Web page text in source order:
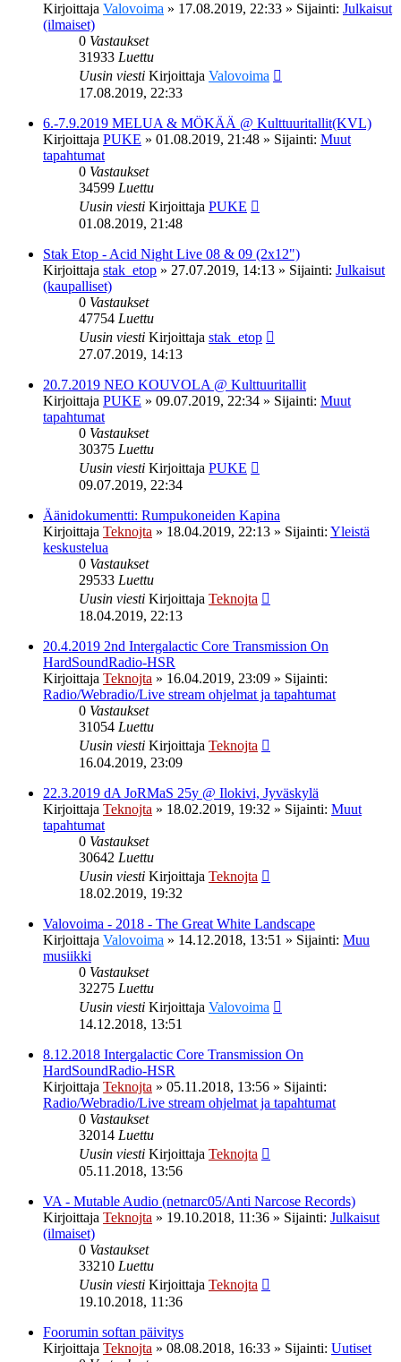
Kirjoittaja Valovoima » 17.08.2019, 22:33 » Sijainti: Julkaisut
(ilmaiset)
0 Vastaukset
31933 Luettu
Uusin viesti Kirjoittaja Valovoima
17.08.2019, 22:33
6.-7.9.2019 MELUA & MÖKÄÄ @ Kulttuuritallit(KVL)
Kirjoittaja PUKE » 01.08.2019, 21:48 » Sijainti: Muut
tapahtumat
0 Vastaukset
34599 Luettu
Uusin viesti Kirjoittaja PUKE
01.08.2019, 21:48
Stak Etop - Acid Night Live 08 & 09 (2x12")
Kirjoittaja stak_etop » 27.07.2019, 14:13 » Sijainti: Julkaisut
(kaupalliset)
0 Vastaukset
47754 Luettu
Uusin viesti Kirjoittaja stak_etop
27.07.2019, 14:13
20.7.2019 NEO KOUVOLA @ Kulttuuritallit
Kirjoittaja PUKE » 09.07.2019, 22:34 » Sijainti: Muut
tapahtumat
0 Vastaukset
30375 Luettu
Uusin viesti Kirjoittaja PUKE
09.07.2019, 22:34
Äänidokumentti: Rumpukoneiden Kapina
Kirjoittaja Teknojta » 18.04.2019, 22:13 » Sijainti: Yleistä
keskustelua
0 Vastaukset
29533 Luettu
Uusin viesti Kirjoittaja Teknojta
18.04.2019, 22:13
20.4.2019 2nd Intergalactic Core Transmission On
HardSoundRadio-HSR
Kirjoittaja Teknojta » 16.04.2019, 23:09 » Sijainti:
Radio/Webradio/Live stream ohjelmat ja tapahtumat
0 Vastaukset
31054 Luettu
Uusin viesti Kirjoittaja Teknojta
16.04.2019, 23:09
22.3.2019 dA JoRMaS 25y @ Ilokivi, Jyväskylä
Kirjoittaja Teknojta » 18.02.2019, 19:32 » Sijainti: Muut
tapahtumat
0 Vastaukset
30642 Luettu
Uusin viesti Kirjoittaja Teknojta
18.02.2019, 19:32
Valovoima - 2018 - The Great White Landscape
Kirjoittaja Valovoima » 14.12.2018, 13:51 » Sijainti: Muu
musiikki
0 Vastaukset
32275 Luettu
Uusin viesti Kirjoittaja Valovoima
14.12.2018, 13:51
8.12.2018 Intergalactic Core Transmission On
HardSoundRadio-HSR
Kirjoittaja Teknojta » 05.11.2018, 13:56 » Sijainti:
Radio/Webradio/Live stream ohjelmat ja tapahtumat
0 Vastaukset
32014 Luettu
Uusin viesti Kirjoittaja Teknojta
05.11.2018, 13:56
VA - Mutable Audio (netnarc05/Anti Narcose Records)
Kirjoittaja Teknojta » 19.10.2018, 11:36 » Sijainti: Julkaisut
(ilmaiset)
0 Vastaukset
33210 Luettu
Uusin viesti Kirjoittaja Teknojta
19.10.2018, 11:36
Foorumin softan päivitys
Kirjoittaja Teknojta » 08.08.2018, 16:33 » Sijainti: Uutiset